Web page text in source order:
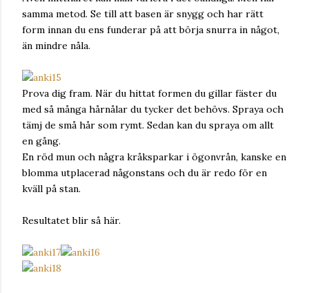
samma metod. Se till att basen är snygg och har rätt
form innan du ens funderar på att börja snurra in något,
än mindre nåla.
Prova dig fram. När du hittat formen du gillar fäster du
med så många hårnålar du tycker det behövs. Spraya och
tämj de små hår som rymt. Sedan kan du spraya om allt
en gång.
En röd mun och några kråksparkar i ögonvrån, kanske en
blomma utplacerad någonstans och du är redo för en
kväll på stan.
Resultatet blir så här.